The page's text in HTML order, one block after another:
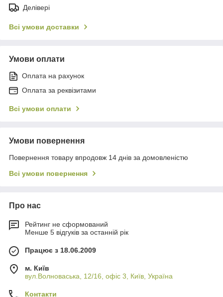
Делівері
Всі умови доставки
Умови оплати
Оплата на рахунок
Оплата за реквізитами
Всі умови оплати
Умови повернення
Повернення товару впродовж 14 днів за домовленістю
Всі умови повернення
Про нас
Рейтинг не сформований
Менше 5 відгуків за останній рік
Працює з 18.06.2009
м. Київ
вул.Волноваська, 12/16, офіс 3, Київ, Україна
Контакти